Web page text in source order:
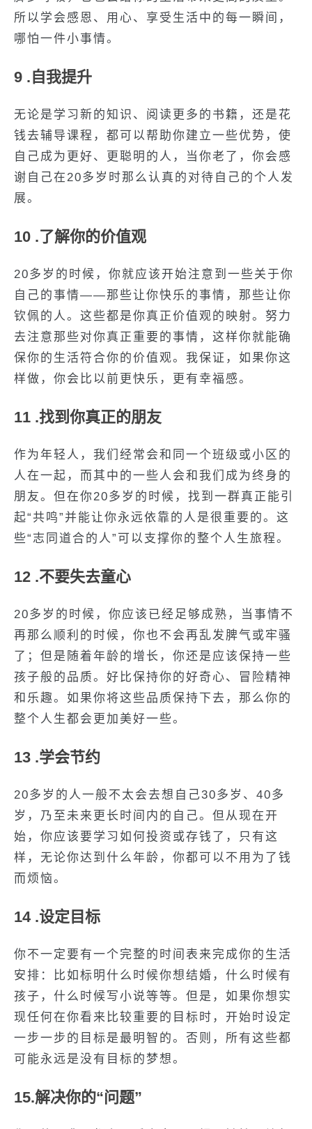
所以学会感恩、用心、享受生活中的每一瞬间，
哪怕一件小事情。
9 .自我提升
无论是学习新的知识、阅读更多的书籍，还是花
钱去辅导课程，都可以帮助你建立一些优势，使
自己成为更好、更聪明的人，当你老了，你会感
谢自己在20多岁时那么认真的对待自己的个人发
展。
10 .了解你的价值观
20多岁的时候，你就应该开始注意到一些关于你
自己的事情——那些让你快乐的事情，那些让你
钦佩的人。这些都是你真正价值观的映射。努力
去注意那些对你真正重要的事情，这样你就能确
保你的生活符合你的价值观。我保证，如果你这
样做，你会比以前更快乐，更有幸福感。
11 .找到你真正的朋友
作为年轻人，我们经常会和同一个班级或小区的
人在一起，而其中的一些人会和我们成为终身的
朋友。但在你20多岁的时候，找到一群真正能引
起“共鸣”并能让你永远依靠的人是很重要的。这
些“志同道合的人”可以支撑你的整个人生旅程。
12 .不要失去童心
20多岁的时候，你应该已经足够成熟，当事情不
再那么顺利的时候，你也不会再乱发脾气或牢骚
了；但是随着年龄的增长，你还是应该保持一些
孩子般的品质。好比保持你的好奇心、冒险精神
和乐趣。如果你将这些品质保持下去，那么你的
整个人生都会更加美好一些。
13 .学会节约
20多岁的人一般不太会去想自己30多岁、40多
岁，乃至未来更长时间内的自己。但从现在开
始，你应该要学习如何投资或存钱了，只有这
样，无论你达到什么年龄，你都可以不用为了钱
而烦恼。
14 .设定目标
你不一定要有一个完整的时间表来完成你的生活
安排：比如标明什么时候你想结婚，什么时候有
孩子，什么时候写小说等等。但是，如果你想实
现任何在你看来比较重要的目标时，开始时设定
一步一步的目标是最明智的。否则，所有这些都
可能永远是没有目标的梦想。
15.解决你的“问题”